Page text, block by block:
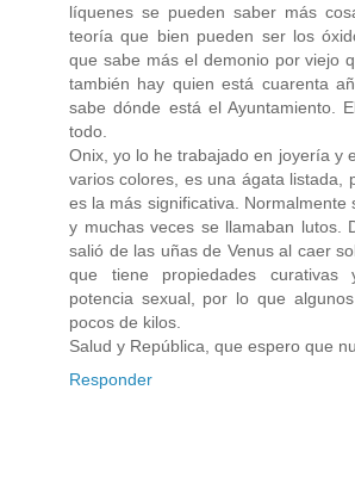
líquenes se pueden saber más
teoría que bien pueden ser los
que sabe más el demonio por viejo
también hay quien está cuarenta
sabe dónde está el Ayuntamiento.
todo.
Onix, yo lo he trabajado en joyería y
varios colores, es una ágata listada,
es la más significativa. Normalmente
y muchas veces se llamaban lutos.
salió de las uñas de Venus al caer
que tiene propiedades
potencia sexual, por lo que
pocos de kilos.
Salud y República, que espero que
Responder